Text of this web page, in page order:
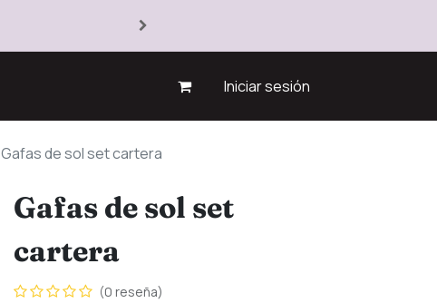
Iniciar sesión
Gafas de sol set cartera
Gafas de sol set
cartera
(0 reseña)